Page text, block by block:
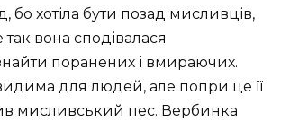
, бо хотіла бути позад мисливців,
вона сподівалася
поранених і вмираючих.
для людей, але попри це її
мисливський пес. Вербинка